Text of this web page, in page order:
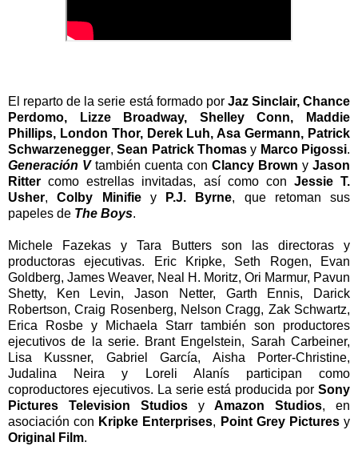
El reparto de la serie está formado por Jaz Sinclair, Chance
Perdomo, Lizze Broadway, Shelley Conn, Maddie
Phillips, London Thor, Derek Luh, Asa Germann, Patrick
Schwarzenegger,Sean Patrick Thomas y Marco Pigossi.
Generación Vtambién cuenta con Clancy Brown y Jason
Ritter como estrellas invitadas, así como con Jessie T.
Usher,Colby Minifiey P.J. Byrne, que retoman sus
papeles de The Boys.
Michele Fazekas y Tara Butters son las directoras y
productoras ejecutivas. Eric Kripke, Seth Rogen, Evan
Goldberg, James Weaver, Neal H. Moritz, Ori Marmur, Pavun
Shetty, Ken Levin, Jason Netter, Garth Ennis, Darick
Robertson, Craig Rosenberg, Nelson Cragg, Zak Schwartz,
Erica Rosbe y Michaela Starr también son productores
ejecutivos de la serie. Brant Engelstein, Sarah Carbeiner,
Lisa Kussner, Gabriel García, Aisha Porter-Christine,
Judalina Neira y Loreli Alanís participan como
coproductores ejecutivos. La serie está producida por Sony
Pictures Television StudiosyAmazon Studios, en
asociación con Kripke Enterprises, Point Grey Picturesy
Original Film.